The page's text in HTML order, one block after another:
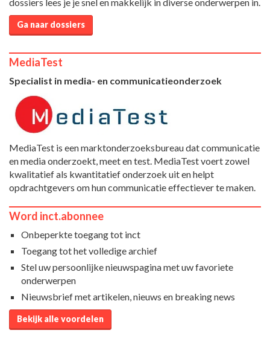
Ga naar dossiers
MediaTest
Specialist in media- en communicatieonderzoek
MediaTest is een marktonderzoeksbureau dat communicatie
en media onderzoekt, meet en test. MediaTest voert zowel
kwalitatief als kwantitatief onderzoek uit en helpt
opdrachtgevers om hun communicatie effectiever te maken.
Word inct.abonnee
Onbeperkte toegang tot inct
Toegang tot het volledige archief
Stel uw persoonlijke nieuwspagina met uw favoriete
onderwerpen
Nieuwsbrief met artikelen, nieuws en breaking news
Bekijk alle voordelen